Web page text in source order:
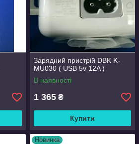
Зарядний пристрій DBK K-
MU030 ( USB 5v 12A )
В наявності
1 365 ₴
Купити
Новинка